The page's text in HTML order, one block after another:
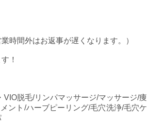
時間外はお返事が遅くなります。）
！
脱毛/リンパマッサージ/マッサージ/痩
ント/ハーブピーリング/毛穴洗浄/毛穴ケ